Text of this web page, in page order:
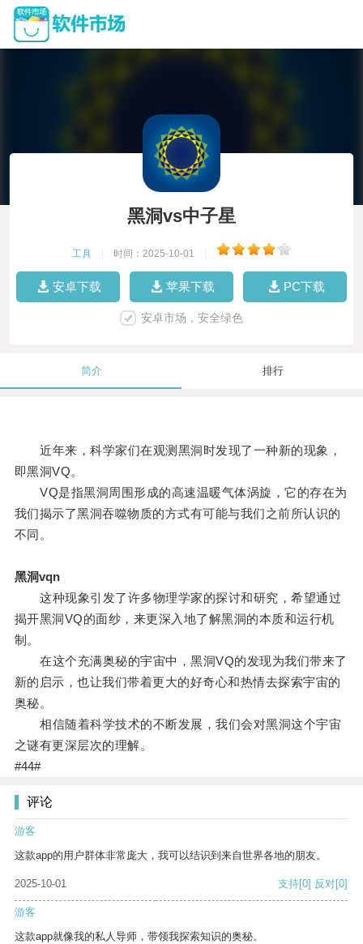
黑洞vs中子星
工具 时间：2025-10-01
安卓下载 苹果下载 PC下载
安卓市场，安全绿色
简介 排行
近年来，科学家们在观测黑洞时发现了一种新的现象，
即黑洞VQ。
VQ是指黑洞周围形成的高速温暖气体涡旋，它的存在为
我们揭示了黑洞吞噬物质的方式有可能与我们之前所认识的
不同。
黑洞vqn
这种现象引发了许多物理学家的探讨和研究，希望通过
揭开黑洞VQ的面纱，来更深入地了解黑洞的本质和运行机
制。
在这个充满奥秘的宇宙中，黑洞VQ的发现为我们带来了
新的启示，也让我们带着更大的好奇心和热情去探索宇宙的
奥秘。
相信随着科学技术的不断发展，我们会对黑洞这个宇宙
之谜有更深层次的理解。
#44#
评论
游客
这款app的用户群体非常庞大，我可以结识到来自世界各地的朋友。
2025-10-01 支持[0] 反对[0]
游客
这款app就像我的私人导师，带领我探索知识的奥秘。